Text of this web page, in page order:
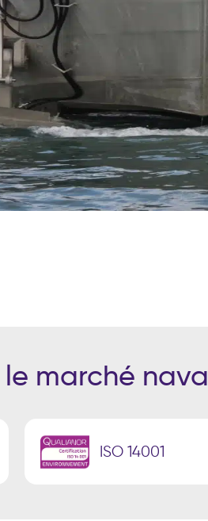
marché naval
ISO 14001